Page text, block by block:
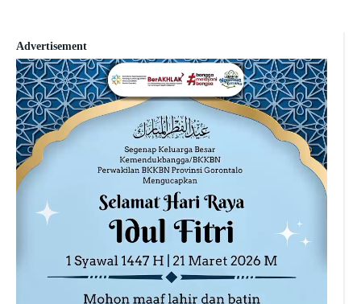
Advertisement